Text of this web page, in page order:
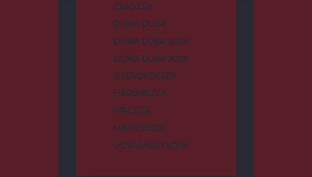
CSÍKSZÉK
DUMA DUBA
DUMA DUBA 2024
DUMA DUBA 2026
GYERGYÓSZÉK
HÁROMSZÉK
HÍRLISTA
MAROSSZÉK
UDVARHELYSZÉK